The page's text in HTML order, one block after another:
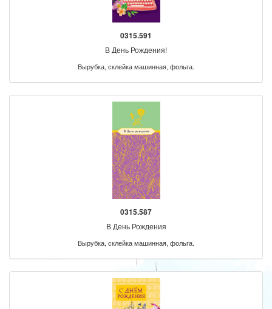
0315.591
В День Рождения!
Вырубка, склейка машинная, фольга.
0315.587
В День Рождения
Вырубка, склейка машинная, фольга.